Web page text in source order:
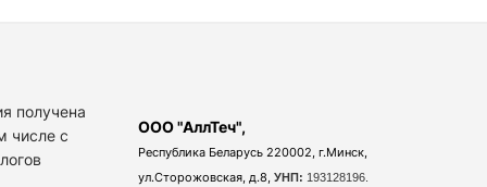
получена
числе с
ООО "АллТеч",
Республика Беларусь 220002, г.Минск,
ул.Сторожовская, д.8, УНП: 193128196.